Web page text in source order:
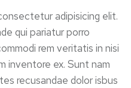
adipisicing elit.
qui pariatur porro
rem veritatis in nisi
inventore ex. Sunt nam
recusandae dolor isbus